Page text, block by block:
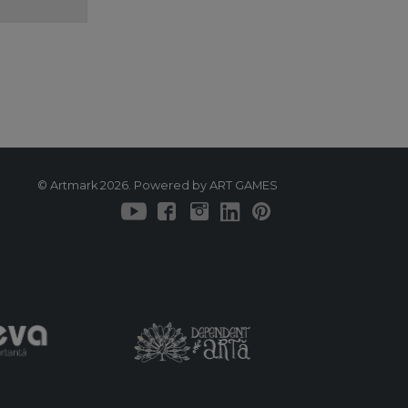
© Artmark 2026. Powered by ART GAMES